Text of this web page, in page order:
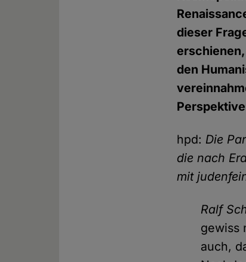
dieser
den
hpd: Die
die nach
mit
Ralf
gewiss
auch,